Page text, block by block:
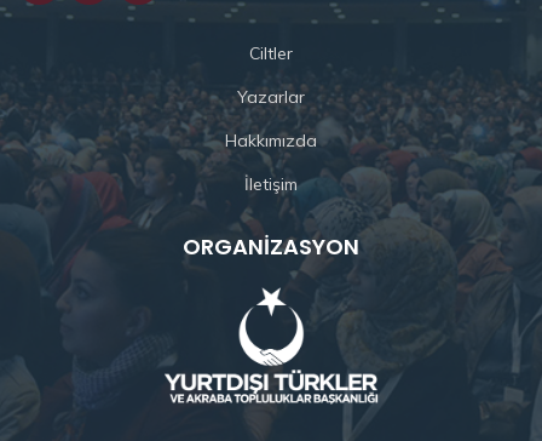
Ciltler
Yazarlar
Hakkımızda
İletişim
ORGANIZASYON